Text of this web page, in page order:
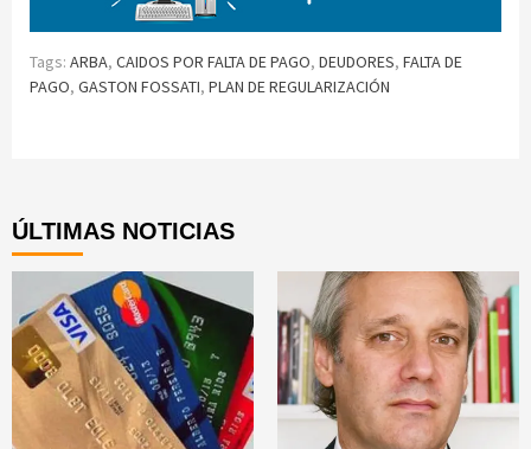
Tags: ARBA, CAIDOS POR FALTA DE PAGO, DEUDORES, FALTA DE
PAGO, GASTON FOSSATI, PLAN DE REGULARIZACIÓN
ÚLTIMAS NOTICIAS